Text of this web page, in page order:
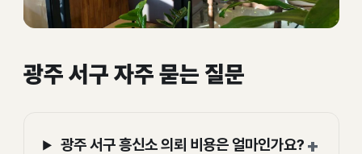
광주 서구 자주 묻는 질문
광주 서구 흥신소 의뢰 비용은 얼마인가요? +